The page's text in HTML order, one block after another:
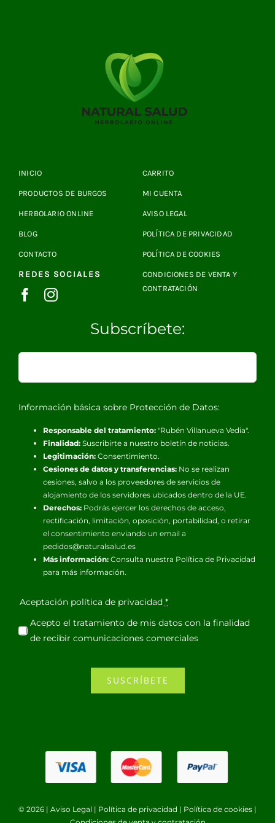
INICIO
PRODUCTOS DE BURGOS
HERBOLARIO ONLINE
BLOG
CONTACTO
REDES SOCIALES
CARRITO
MI CUENTA
AVISO LEGAL
POLÍTICA DE PRIVACIDAD
POLÍTICA DE COOKIES
CONDICIONES DE VENTA Y
CONTRATACIÓN
Subscríbete:
Información básica sobre Protección de Datos:
Responsable del tratamiento:"Rubén Villanueva Vedia".
Finalidad:Suscribirte a nuestro boletín de noticias.
Legitimación:Consentimiento.
Cesiones de datos y transferencias:No se realizan
cesiones, salvo a los proveedores de servicios de
alojamiento de los servidores ubicados dentro de la UE.
Derechos:Podrás ejercer los derechos de acceso,
rectificación, limitación, oposición, portabilidad, o retirar
el consentimiento enviando un email a
pedidos@naturalsalud.es
Más información:Consulta nuestra Política de Privacidad
para más información.
Aceptación política de privacidad *
Acepto el tratamiento de mis datos con la finalidad
de recibir comunicaciones comerciales
SUSCRÍBETE
© 2026 | Aviso Legal | Política de privacidad | Política de cookies |